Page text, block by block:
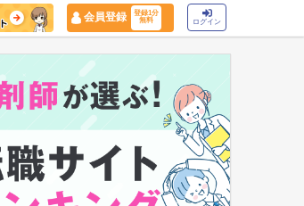
会員登録
登録1分
無料
ログイン